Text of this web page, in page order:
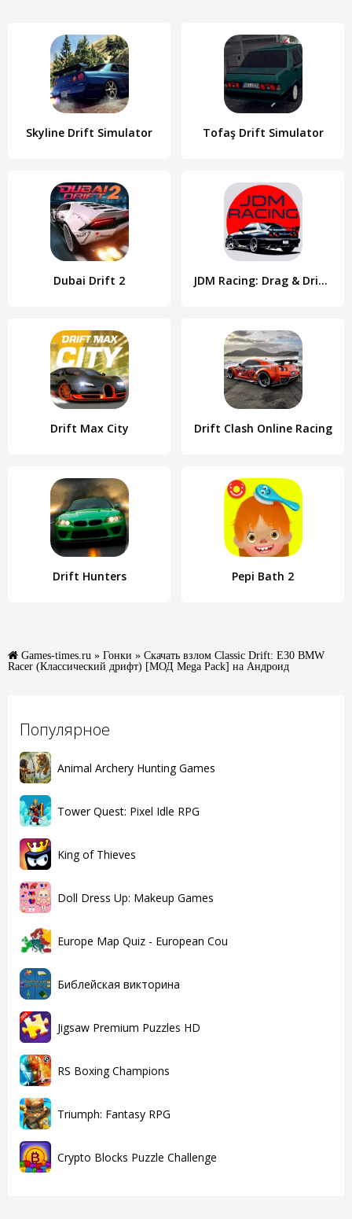
Популярное
Animal Archery Hunting Games
Tower Quest: Pixel Idle RPG
King of Thieves
Doll Dress Up: Makeup Games
Europe Map Quiz - European Cou
Библейская викторина
Jigsaw Premium Puzzles HD
RS Boxing Champions
Triumph: Fantasy RPG
Crypto Blocks Puzzle Challenge
Skyline Drift Simulator Tofaş Drift Simulator
Dubai Drift 2 JDM Racing: Drag & Drift race
Drift Max City Drift Clash Online Racing
Drift Hunters Pepi Bath 2
Games-times.ru » Гонки » Скачать взлом Classic Drift: E30 BMW
Racer (Классический дрифт) [МОД Mega Pack] на Андроид